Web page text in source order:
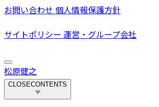
お問い合わせ 個人情報保護方針
サイトポリシー 運営・グループ会社
松原健之
CLOSECONTENTS